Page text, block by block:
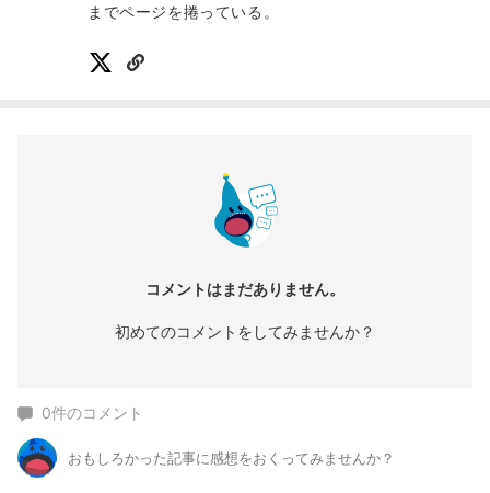
までページを捲っている。
コメントはまだありません。
初めてのコメントをしてみませんか？
0件のコメント